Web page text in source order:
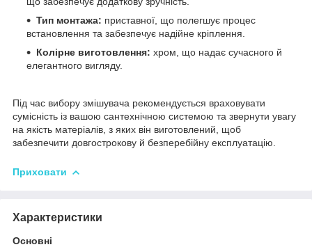
Тип монтажа: приставної, що полегшує процес
встановлення та забезпечує надійне кріплення.
Колірне виготовлення: хром, що надає сучасного й
елегантного вигляду.
Під час вибору змішувача рекомендується враховувати
сумісність із вашою сантехнічною системою та звернути увагу
на якість матеріалів, з яких він виготовлений, щоб
забезпечити довгострокову й безперебійну експлуатацію.
Приховати
Характеристики
Основні